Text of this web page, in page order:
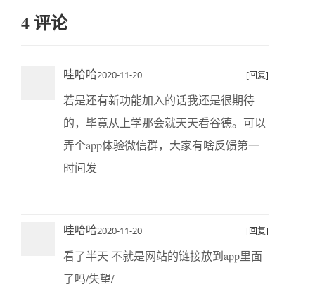
4 评论
哇哈哈2020-11-20 [回复]
若是还有新功能加入的话我还是很期待
的，毕竟从上学那会就天天看谷德。可以
弄个app体验微信群，大家有啥反馈第一
时间发
哇哈哈2020-11-20 [回复]
看了半天 不就是网站的链接放到app里面
了吗/失望/